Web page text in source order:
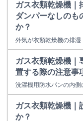
ガス衣類乾燥機｜
ダンパーなしのも
か？
ガス衣類乾燥機｜
置する際の注意事
ガス衣類乾燥機｜
か？